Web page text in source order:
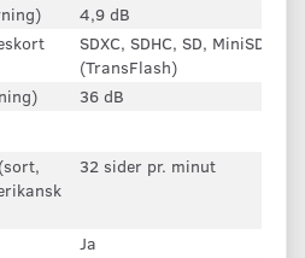
4,9 dB
SDXC, SDHC, SD,
(TransFlash)
36 dB
32 sider pr. minut
Ja